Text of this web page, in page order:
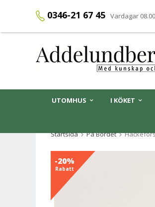
0346-21 67 45 Vardagar
UTOMHUS I KÖKET
Startsida
På Bordet
-20%
Rabatt